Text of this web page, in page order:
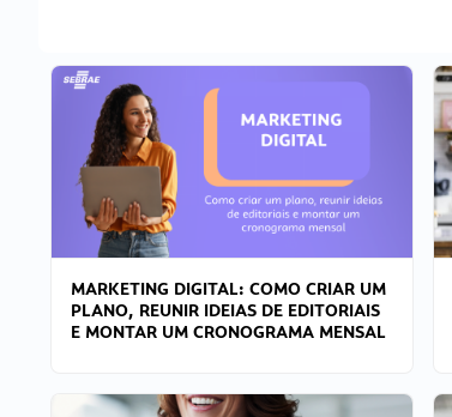
MARKETING DIGITAL: COMO CRIAR UM
PLANO, REUNIR IDEIAS DE EDITORIAIS
E MONTAR UM CRONOGRAMA MENSAL